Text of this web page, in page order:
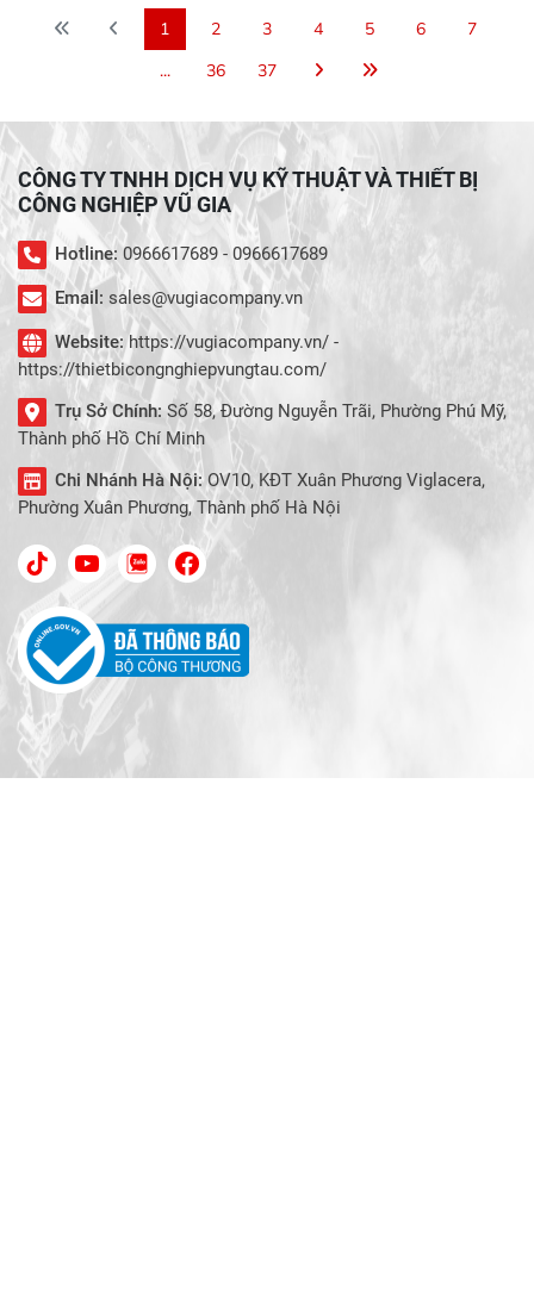
1 2 3 4 5 6
7
...
36 37
CÔNG TY TNHH DỊCH VỤ KỸ THUẬT VÀ THIẾT BỊ
CÔNG NGHIỆP VŨ GIA
Hotline: 0966617689 - 0966617689
Email: sales@vugiacompany.vn
Website: https://vugiacompany.vn/ -
https://thietbicongnghiepvungtau.com/
Trụ Sở Chính: Số 58, Đường Nguyễn Trãi, Phường Phú Mỹ,
Thành phố Hồ Chí Minh
Chi Nhánh Hà Nội:OV10, KĐT Xuân Phương Viglacera,
Phường Xuân Phương, Thành phố Hà Nội